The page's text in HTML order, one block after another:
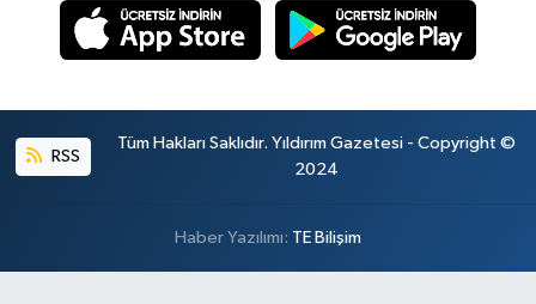
RSS
Tüm Hakları Saklıdır. Yıldırım Gazetesi - Copyright ©
2024
Haber Yazılımı: TE Bilişim